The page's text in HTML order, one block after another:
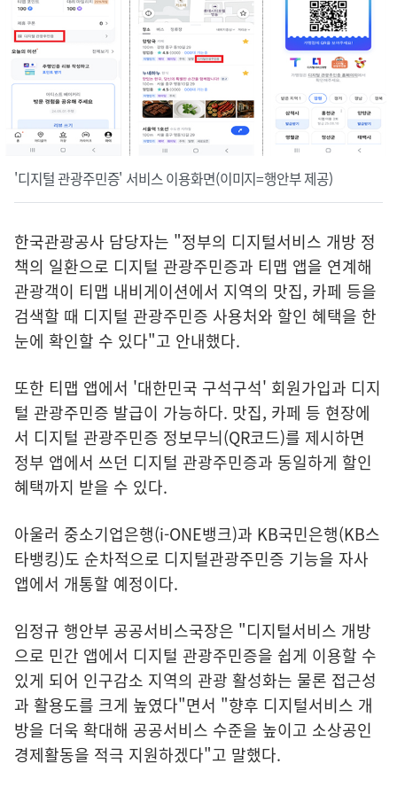
'디지털 관광주민증' 서비스 이용화면(이미지=행안부 제공)
한국관광공사 담당자는 "정부의 디지털서비스 개방 정
책의 일환으로 디지털 관광주민증과 티맵 앱을 연계해
관광객이 티맵 내비게이션에서 지역의 맛집, 카페 등을
검색할 때 디지털 관광주민증 사용처와 할인 혜택을 한
눈에 확인할 수 있다"고 안내했다.
또한 티맵 앱에서 '대한민국 구석구석' 회원가입과 디지
털 관광주민증 발급이 가능하다. 맛집, 카페 등 현장에
서 디지털 관광주민증 정보무늬(QR코드)를 제시하면
정부 앱에서 쓰던 디지털 관광주민증과 동일하게 할인
혜택까지 받을 수 있다.
아울러 중소기업은행(i-ONE뱅크)과 KB국민은행(KB스
타뱅킹)도 순차적으로 디지털관광주민증 기능을 자사
앱에서 개통할 예정이다.
임정규 행안부 공공서비스국장은 "디지털서비스 개방
으로 민간 앱에서 디지털 관광주민증을 쉽게 이용할 수
있게 되어 인구감소 지역의 관광 활성화는 물론 접근성
과 활용도를 크게 높였다"면서 "향후 디지털서비스 개
방을 더욱 확대해 공공서비스 수준을 높이고 소상공인
경제활동을 적극 지원하겠다"고 말했다.